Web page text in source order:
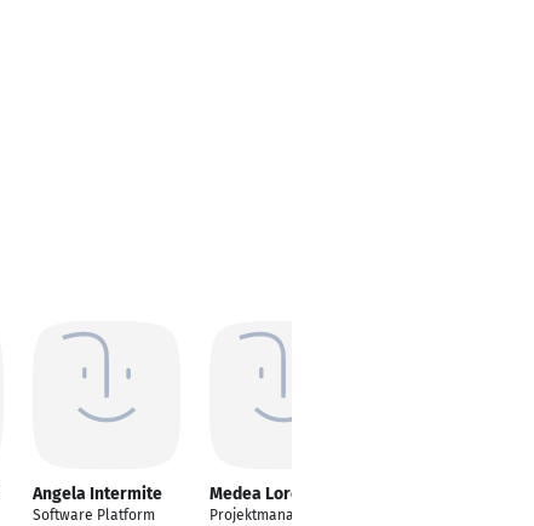
Angela Intermite
Software Platform
Medea Lorenzen
Projektmanagerin für